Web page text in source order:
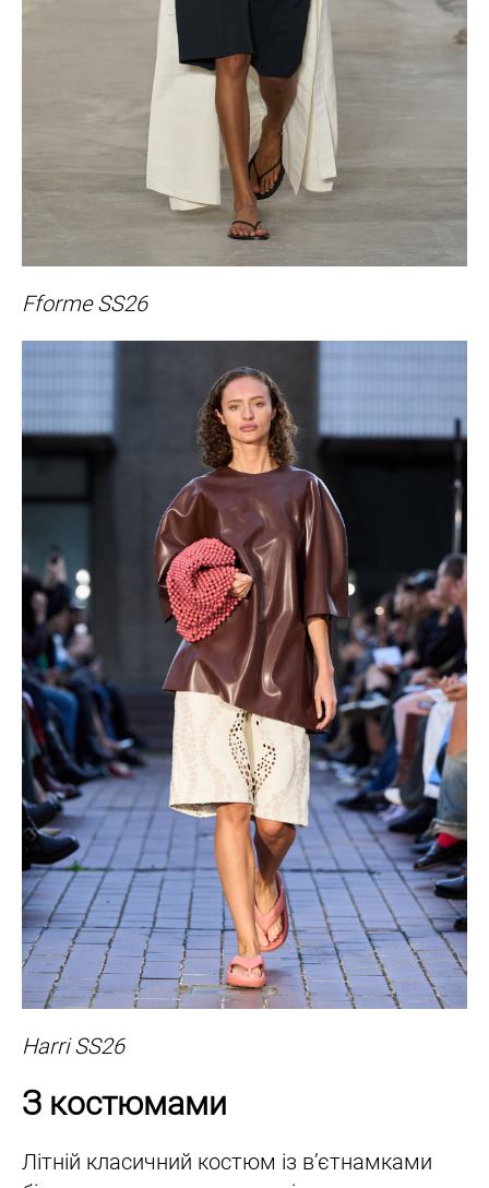
Fforme SS26
Harri SS26
З костюмами
Літній класичний костюм із вʼєтнамками